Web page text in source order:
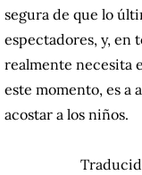
segura de que lo
espectadores, y, en
realmente necesita
este momento, es a
acostar a los niños.